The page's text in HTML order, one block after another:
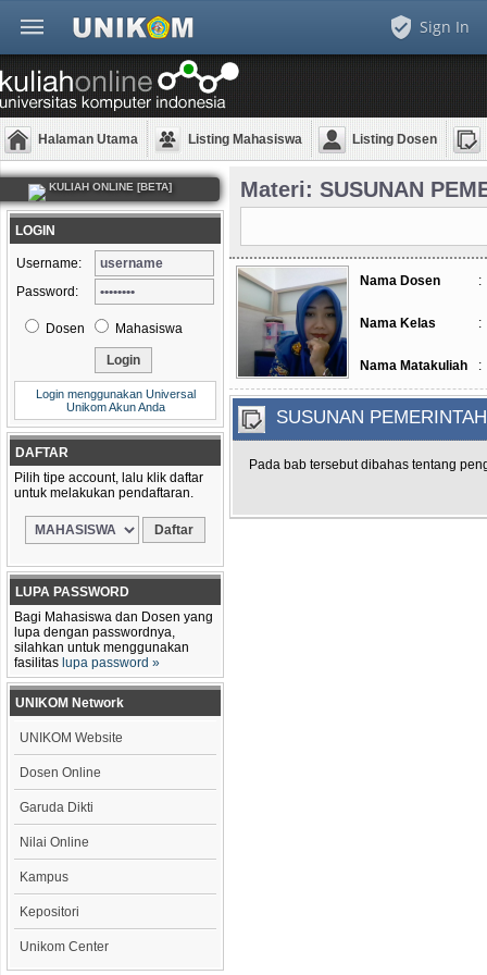
Sign In
Halaman Utama Listing Mahasiswa Listing Dosen
KULIAH ONLINE [BETA]
LOGIN
Username:
Password:
Dosen Mahasiswa
Login menggunakan Universal
Unikom Akun Anda
DAFTAR
Pilih tipe account, lalu klik daftar
untuk melakukan pendaftaran.
LUPA PASSWORD
Bagi Mahasiswa dan Dosen yang
lupa dengan passwordnya,
silahkan untuk menggunakan
fasilitas lupa password »
UNIKOM Network
UNIKOM Website
Dosen Online
Garuda Dikti
Nilai Online
Kampus
Kepositori
Unikom Center
Materi: SUSUNAN
Nama Dosen :
Nama Kelas :
Nama Matakuliah :
SUSUNAN
Pada bab tersebut dibahas tentang